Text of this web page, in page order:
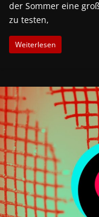
der Sommer eine
zu testen,
Weiterlesen